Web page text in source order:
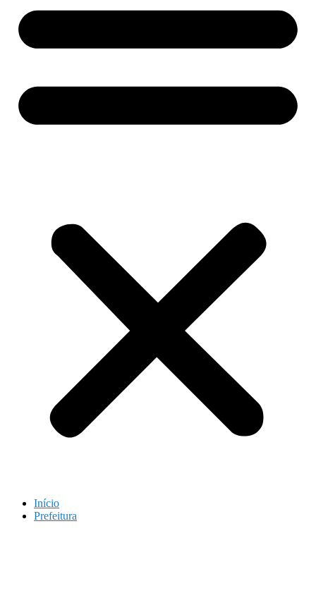
Início
Prefeitura